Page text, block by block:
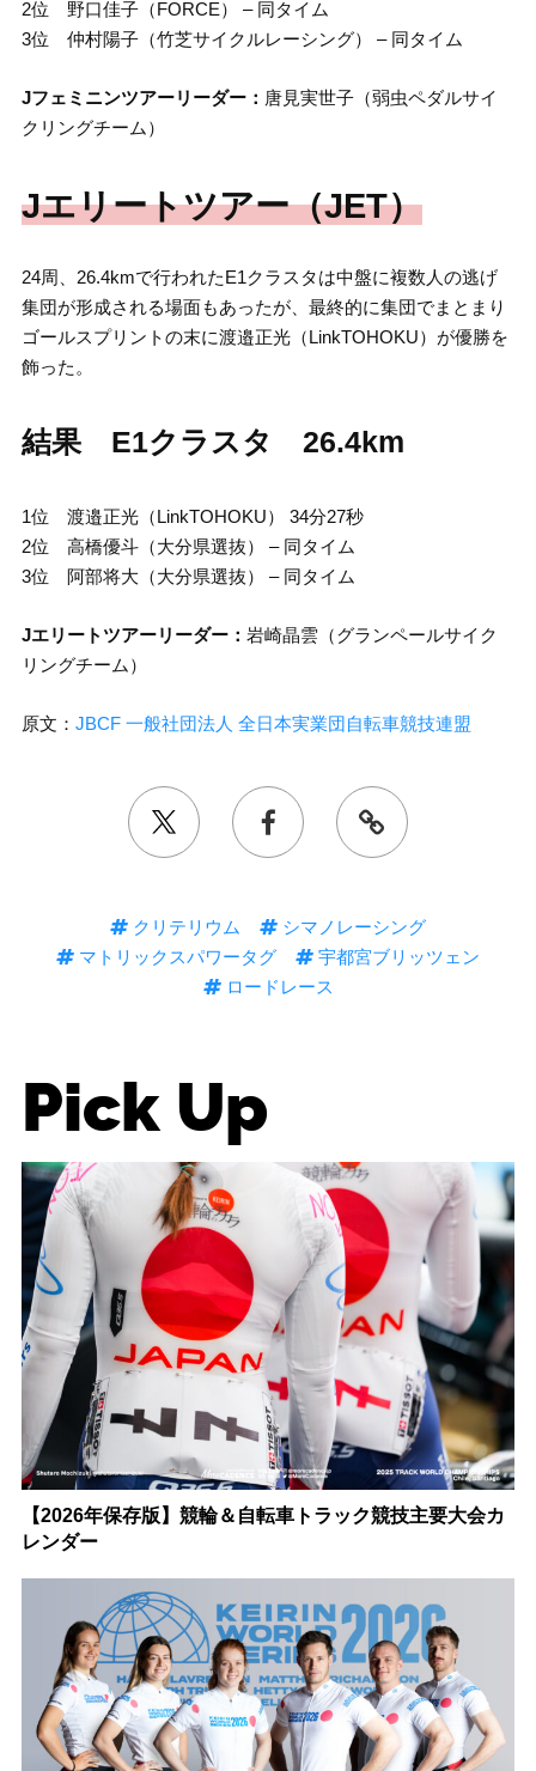
2位 野口佳子（FORCE） – 同タイム
3位 仲村陽子（竹芝サイクルレーシング） – 同タイム
Jフェミニンツアーリーダー： 唐見実世子（弱虫ペダルサイ
クリングチーム）
Jエリートツアー（JET）
24周、26.4kmで行われたE1クラスタは中盤に複数人の逃げ
集団が形成される場面もあったが、最終的に集団でまとまり
ゴールスプリントの末に渡邉正光（LinkTOHOKU）が優勝を
飾った。
結果 E1クラスタ 26.4km
1位 渡邉正光（LinkTOHOKU） 34分27秒
2位 高橋優斗（大分県選抜） – 同タイム
3位 阿部将大（大分県選抜） – 同タイム
Jエリートツアーリーダー： 岩崎晶雲（グランペールサイク
リングチーム）
原文： JBCF 一般社団法人 全日本実業団自転車競技連盟
クリテリウム
シマノレーシング
マトリックスパワータグ
宇都宮ブリッツェン
ロードレース
Pick Up
【2026年保存版】競輪＆自転車トラック競技主要大会カ
レンダー